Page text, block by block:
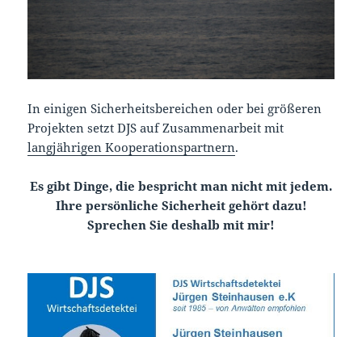
In einigen Sicherheitsbereichen oder bei größeren
Projekten setzt DJS auf Zusammenarbeit mit
langjährigen Kooperationspartnern.
Es gibt Dinge, die bespricht man nicht mit jedem.
Ihre persönliche Sicherheit gehört dazu!
Sprechen Sie deshalb mit mir!